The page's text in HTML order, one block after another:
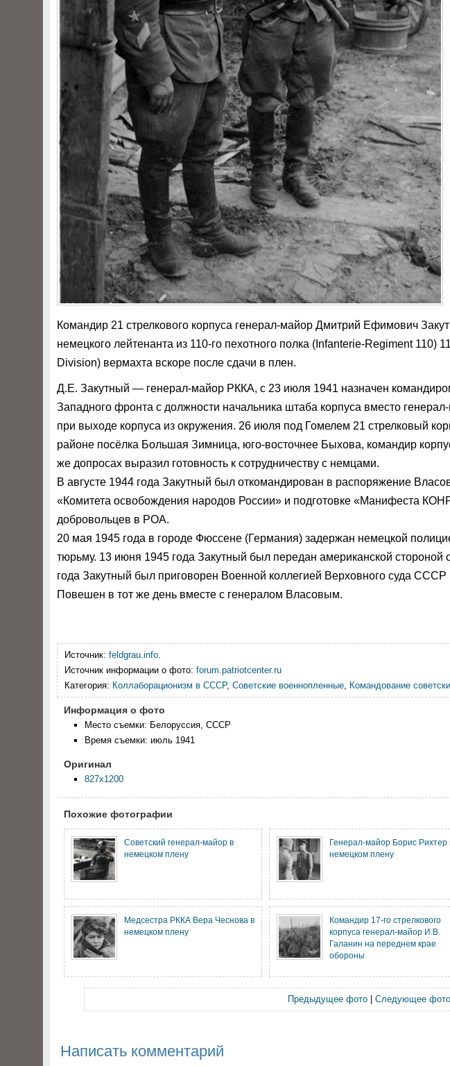
Командир 21 стрелкового корпуса генерал-майор Дмитрий Ефимович
немецкого лейтенанта из 110-го пехотного полка (Infanterie-Regiment 110)
Division) вермахта вскоре после сдачи в плен.
Д.Е. Закутный — генерал-майор РККА, с 23 июля 1941 назначен
Западного фронта с должности начальника штаба корпуса вместо
при выходе корпуса из окружения. 26 июля под Гомелем 21 стрелковый
районе посёлка Большая Зимница, юго-восточнее Быхова, командир
же допросах выразил готовность к сотрудничеству с немцами.
В августе 1944 года Закутный был откомандирован в распоряжение
«Комитета освобождения народов России» и подготовке «Манифеста
добровольцев в РОА.
20 мая 1945 года в городе Фюссене (Германия) задержан немецкой
тюрьму. 13 июня 1945 года Закутный был передан американской стороной
года Закутный был приговорен Военной коллегией Верховного суда СССР
Повешен в тот же день вместе с генералом Власовым.
Источник: feldgrau.info.
Источник информации о фото: forum.patriotcenter.ru
Категория: Коллаборационизм в СССР, Советские военнопленные, Командование
Информация о фото
Место съемки: Белоруссия, СССР
Время съемки: июль 1941
Оригинал
827x1200
Похожие фотографии
Советский генерал-майор в
немецком плену
Генерал-майор Борис Рихтер
немецком плену
Медсестра РККА Вера Чеснова в
немецком плену
Командир 17-го стрелкового
корпуса генерал-майор И.В.
Галанин на переднем крае
обороны
Предыдущее фото| Следующее фото
Написать комментарий